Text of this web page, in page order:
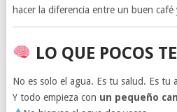
hacer la diferencia entre un buen
LO QUE POCOS
No es solo el agua. Es tu salud. Es tu
Y todo empieza con un pequeño